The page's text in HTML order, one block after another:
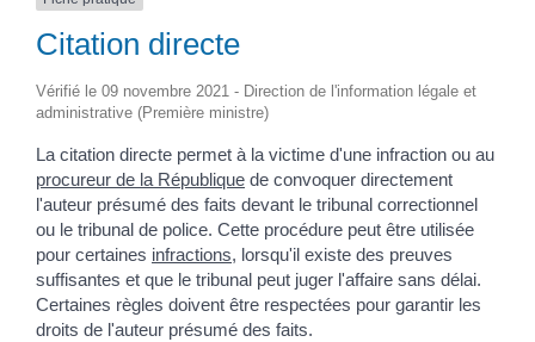
Citation directe
Vérifié le 09 novembre 2021 - Direction de l'information légale et
administrative (Première ministre)
La citation directe permet à la victime d'une infraction ou au
procureur de la République de convoquer directement
l'auteur présumé des faits devant le tribunal correctionnel
ou le tribunal de police. Cette procédure peut être utilisée
pour certaines infractions, lorsqu'il existe des preuves
suffisantes et que le tribunal peut juger l'affaire sans délai.
Certaines règles doivent être respectées pour garantir les
droits de l'auteur présumé des faits.